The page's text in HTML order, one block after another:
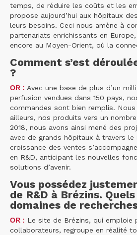
temps, de réduire les coûts et les
propose aujourd’hui aux hôpitaux
leurs besoins. Ceci nous amène à
partenariats enrichissants en
encore au Moyen-Orient, où la
Comment s’est
?
OR : Avec une base de plus d’un
perfusion vendues dans 150 pays,
commandes sont bien remplis.
ailleurs, nos produits vers un
2018, nous avons ainsi mené des
avec de grands hôpitaux à travers le
croissance des ventes
en R&D, anticipant les nouvelles
solutions d’avenir.
Vous possédez
de R&D à Brézins.
domaines de
OR : Le site de Brézins, qui emploie
collaborateurs, regroupe en réalité